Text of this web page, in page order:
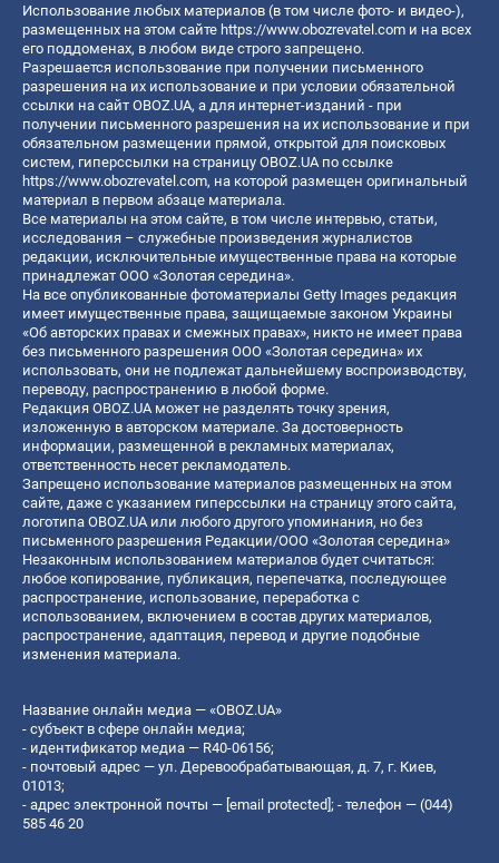
Использование любых материалов (в том числе фото- и видео-),
размещенных на этом сайте https://www.obozrevatel.com и на всех
его поддоменах, в любом виде строго запрещено.
Разрешается использование при получении письменного
разрешения на их использование и при условии обязательной
ссылки на сайт OBOZ.UA, а для интернет-изданий - при
получении письменного разрешения на их использование и при
обязательном размещении прямой, открытой для поисковых
систем, гиперссылки на страницу OBOZ.UA по ссылке
https://www.obozrevatel.com, на которой размещен оригинальный
материал в первом абзаце материала.
Все материалы на этом сайте, в том числе интервью, статьи,
исследования – служебные произведения журналистов
редакции, исключительные имущественные права на которые
принадлежат ООО «Золотая середина».
На все опубликованные фотоматериалы Getty Images редакция
имеет имущественные права, защищаемые законом Украины
«Об авторских правах и смежных правах», никто не имеет права
без письменного разрешения ООО «Золотая середина» их
использовать, они не подлежат дальнейшему воспроизводству,
переводу, распространению в любой форме.
Редакция OBOZ.UA может не разделять точку зрения,
изложенную в авторском материале. За достоверность
информации, размещенной в рекламных материалах,
ответственность несет рекламодатель.
Запрещено использование материалов размещенных на этом
сайте, даже с указанием гиперссылки на страницу этого сайта,
логотипа OBOZ.UA или любого другого упоминания, но без
письменного разрешения Редакции/ООО «Золотая середина»
Незаконным использованием материалов будет считаться:
любое копирование, публикация, перепечатка, последующее
распространение, использование, переработка с
использованием, включением в состав других материалов,
распространение, адаптация, перевод и другие подобные
изменения материала.
Название онлайн медиа — «OBOZ.UA»
- субъект в сфере онлайн медиа;
- идентификатор медиа — R40-06156;
- почтовый адрес — ул. Деревообрабатывающая, д. 7, г. Киев,
01013;
- адрес электронной почты — [email protected]; - телефон — (044)
585 46 20